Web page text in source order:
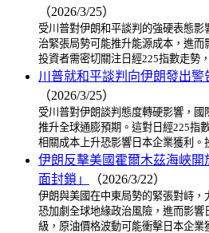
（2026/3/25）
受川普對伊朗和平談判的強硬表態
治緊張局勢可能推升能源成本，進而
投資者需密切關注日經225指數走勢
川普就和平談判向伊朗發出警
（2026/3/25）
受川普對伊朗談判態度轉硬影響，
推升全球通膨預期。這對日經225指
相關成本上升恐影響日本企業獲利
伊朗反擊美國霍爾木茲海峽
面封鎖」
（2026/3/22）
伊朗與美國在中東局勢的緊張對峙，
恐加劇全球地緣政治風險，進而影響
級，原油價格波動可能衝擊日本企